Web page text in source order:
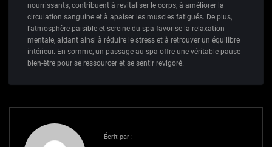
nourrissants, contribuent à revitaliser le corps, à améliorer la
circulation sanguine et à apaiser les muscles fatigués. De plus,
l’atmosphère paisible et sereine du spa favorise la relaxation
mentale, aidant ainsi à réduire le stress et à retrouver un équilibre
intérieur. En somme, un passage au spa offre une véritable pause
bien-être pour se ressourcer et se sentir revigoré.
Écrit par :